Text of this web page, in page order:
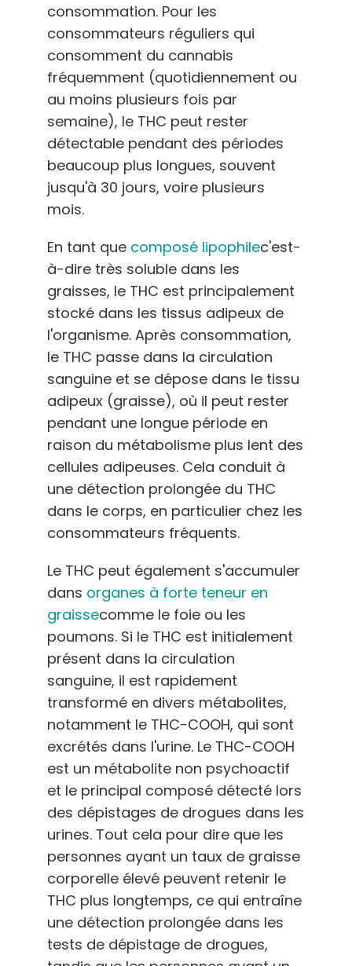
consommation. Pour les
consommateurs réguliers qui
consomment du cannabis
fréquemment (quotidiennement ou
au moins plusieurs fois par
semaine), le THC peut rester
détectable pendant des périodes
beaucoup plus longues, souvent
jusqu'à 30 jours, voire plusieurs
mois.
En tant que composé lipophilec'est-
à-dire très soluble dans les
graisses, le THC est principalement
stocké dans les tissus adipeux de
l'organisme. Après consommation,
le THC passe dans la circulation
sanguine et se dépose dans le tissu
adipeux (graisse), où il peut rester
pendant une longue période en
raison du métabolisme plus lent des
cellules adipeuses. Cela conduit à
une détection prolongée du THC
dans le corps, en particulier chez les
consommateurs fréquents.
Le THC peut également s'accumuler
dans organes à forte teneur en
graissecomme le foie ou les
poumons. Si le THC est initialement
présent dans la circulation
sanguine, il est rapidement
transformé en divers métabolites,
notamment le THC-COOH, qui sont
excrétés dans l'urine. Le THC-COOH
est un métabolite non psychoactif
et le principal composé détecté lors
des dépistages de drogues dans les
urines. Tout cela pour dire que les
personnes ayant un taux de graisse
corporelle élevé peuvent retenir le
THC plus longtemps, ce qui entraîne
une détection prolongée dans les
tests de dépistage de drogues,